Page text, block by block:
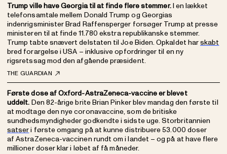
Trump ville have Georgia til at finde flere stemmer.I en lækket
telefonsamtale mellem Donald Trump og Georgias
indenrigsminister Brad Raffensperger forsøger Trump at presse
ministeren til at finde 11.780 ekstra republikanske stemmer.
Trump tabte snævert delstaten til Joe Biden. Opkaldet harskabt
bred forargelse i USA – inklusive opfordringer til en ny
rigsretssag mod den afgående præsident.
THE GUARDIAN
Første dose af Oxford-AstraZeneca-vaccine er blevet
uddelt. Den 82-årige brite Brian Pinker blev mandag den første til
at modtage den nye coronavaccine, som de britiske
sundhedsmyndigheder godkendte i sidste uge. Storbritannien
satseri første omgang på at kunne distribuere 53.000 doser
af AstraZeneca-vaccinen rundt om i landet – og på at have flere
millioner doser klar i løbet af få måneder.